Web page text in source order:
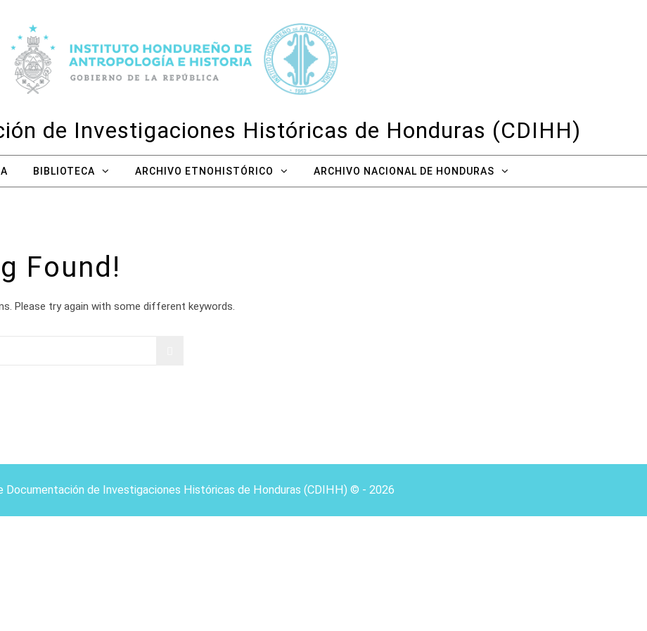
de Investigaciones Históricas de Honduras (CDIHH)
BIBLIOTECA ARCHIVO ETNOHISTÓRICO ARCHIVO NACIONAL DE HONDURAS
Found!
Please try again with some different keywords.
Documentación de Investigaciones Históricas de Honduras (CDIHH) © - 2026